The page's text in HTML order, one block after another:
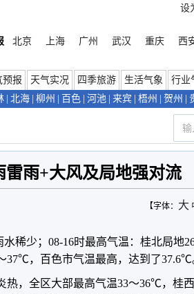
设
北京 上海 广州 武汉 重庆 西
预报 天气实况 四季旅游 生活气象 行业
北海 柳州 百色 河池 来宾 梧州 贺州
雷雨+大风及局地强对流
【字体： 大
稀少；08-16时最高气温：桂北局地
37℃，百色市气温最高，达到了37.6℃
热，全区大部最高气温33～36℃，桂